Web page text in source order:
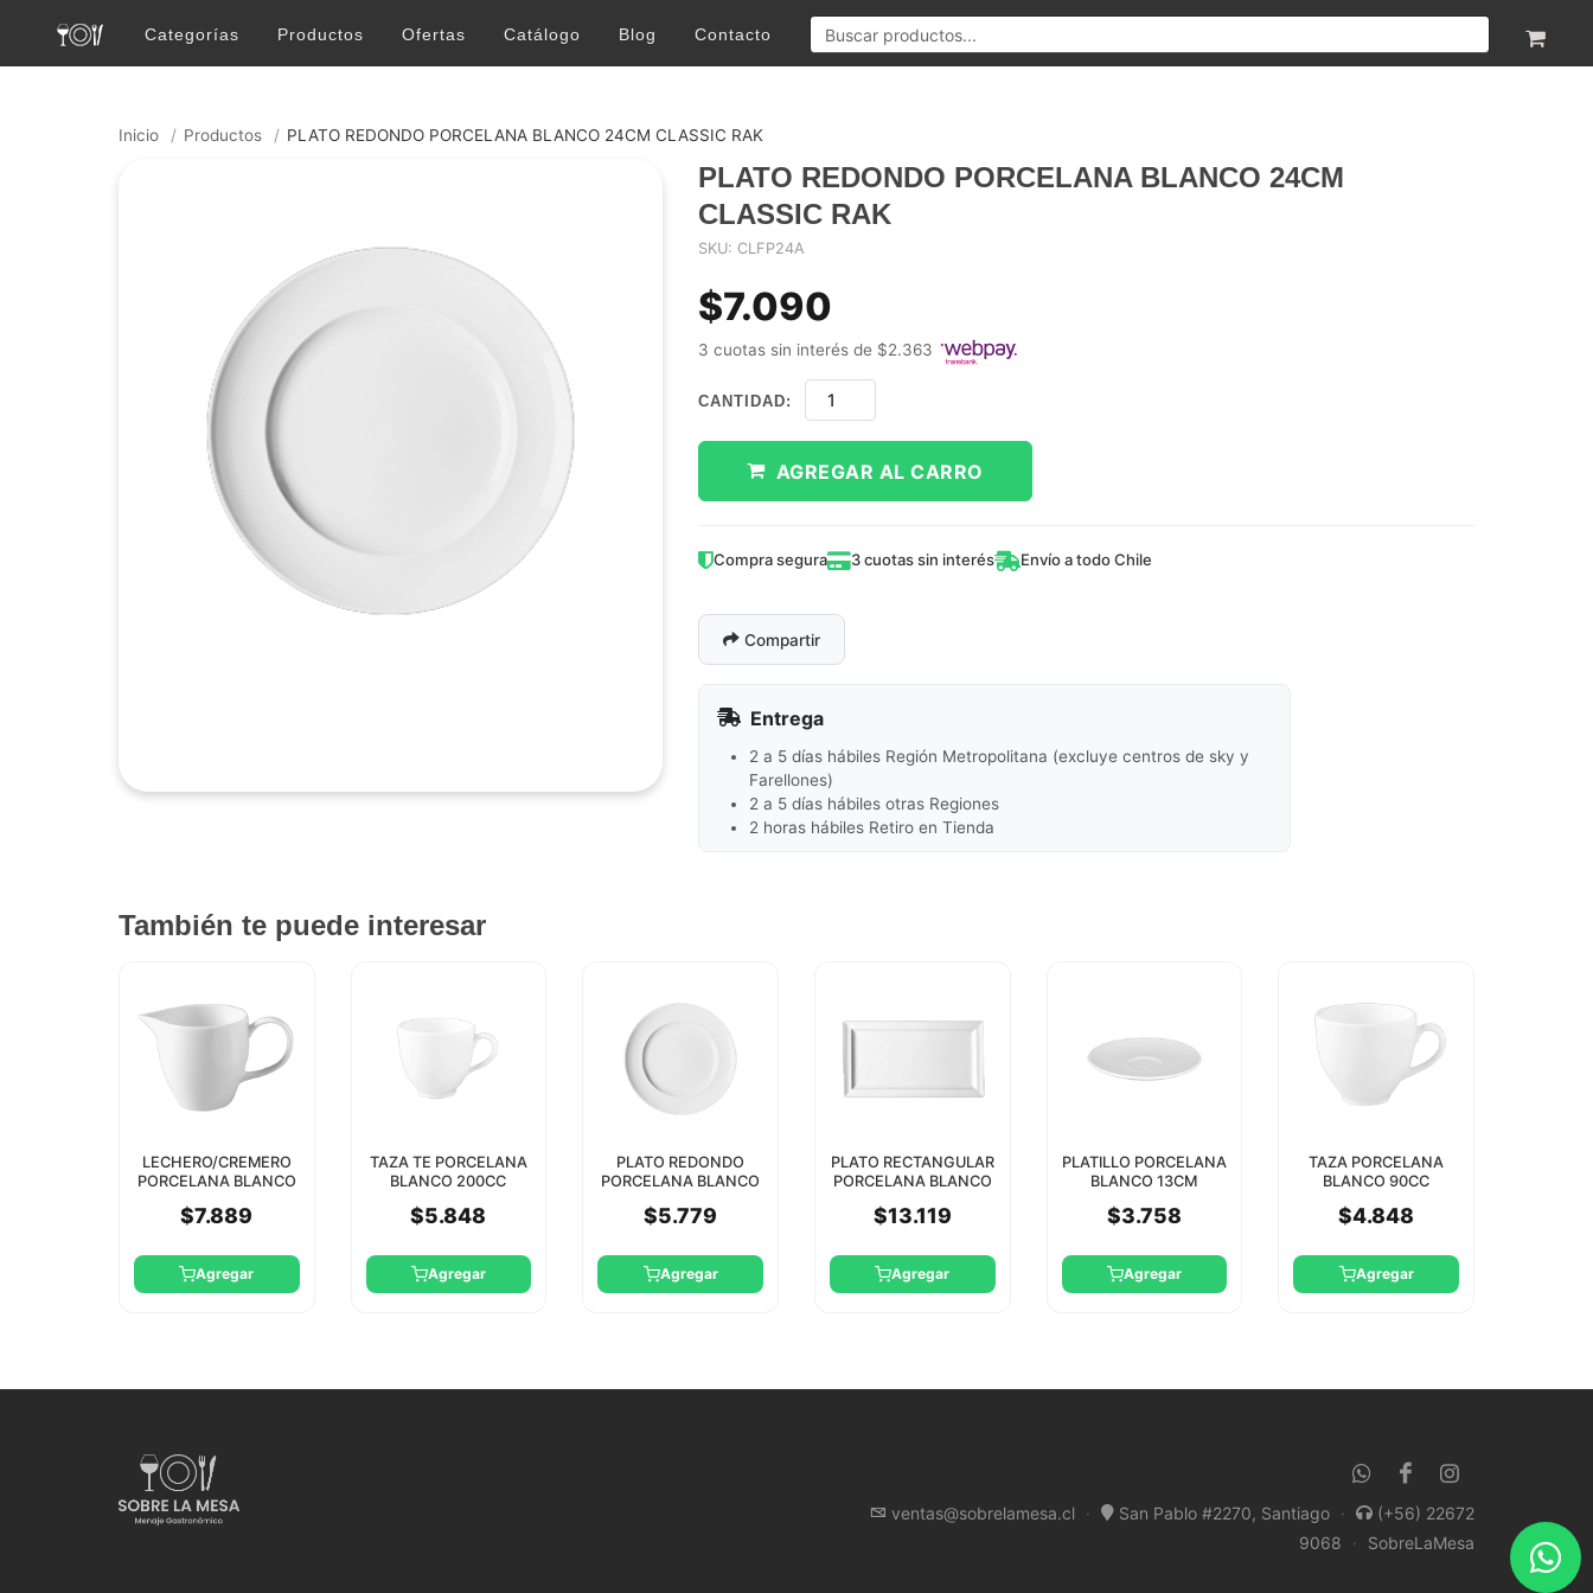
Categorías Productos Ofertas Catálogo Blog Contacto
Inicio / Productos / PLATO REDONDO PORCELANA BLANCO 24CM CLASSIC RAK
PLATO REDONDO PORCELANA BLANCO 24CM
CLASSIC RAK
SKU: CLFP24A
$7.090
3 cuotas sin interés de $2.363
CANTIDAD:
AGREGAR AL CARRO
Compra segura 3 cuotas sin interés Envío a todo Chile
Compartir
Entrega
2 a 5 días hábiles Región Metropolitana (excluye centros de sky y
Farellones)
2 a 5 días hábiles otras Regiones
2 horas hábiles Retiro en Tienda
También te puede interesar
LECHERO/CREMERO
PORCELANA BLANCO
$7.889
Agregar
TAZA TE PORCELANA
BLANCO 200CC
(CLSA15A)
$5.848
Agregar
PLATO REDONDO
PORCELANA BLANCO
$5.779
Agregar
PLATO RECTANGULAR
PORCELANA BLANCO
$13.119
Agregar
PLATILLO PORCELANA
BLANCO 13CM
$3.758
Agregar
TAZA PORCELANA
BLANCO 90CC
(PLATILLO CLSA13A)
$4.848
Agregar
ventas@sobrelamesa.cl · San Pablo #2270, Santiago ·
(+56) 22672
9068
· SobreLaMesa